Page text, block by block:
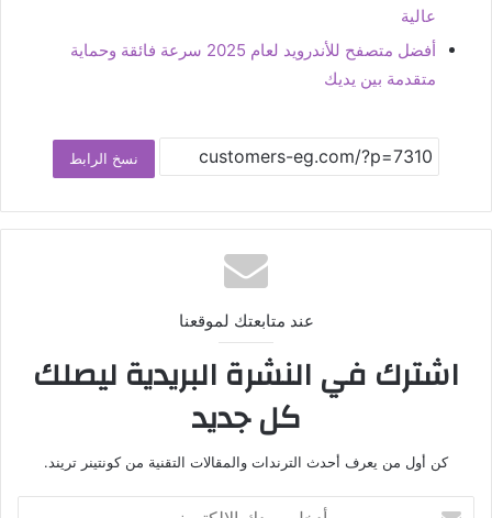
عالية
أفضل متصفح للأندرويد لعام 2025 سرعة فائقة وحماية
متقدمة بين يديك
نسخ الرابط
عند متابعتك لموقعنا
اشترك في النشرة البريدية ليصلك
كل جديد
كن أول من يعرف أحدث الترندات والمقالات التقنية من كونتينر تريند.